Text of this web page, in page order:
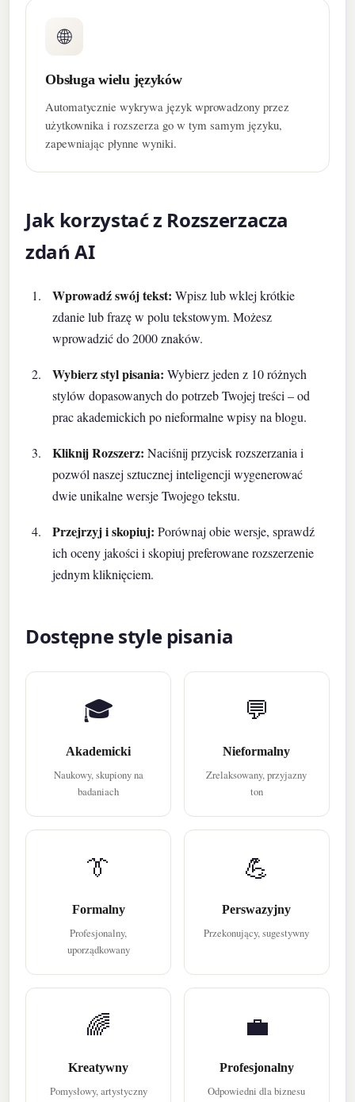
🌐
Obsługa wielu języków
Automatycznie wykrywa język wprowadzony przez
użytkownika i rozszerza go w tym samym języku,
zapewniając płynne wyniki.
Jak korzystać z Rozszerzacza
zdań AI
Wprowadź swój tekst: Wpisz lub wklej krótkie
zdanie lub frazę w polu tekstowym. Możesz
wprowadzić do 2000 znaków.
Wybierz styl pisania: Wybierz jeden z 10 różnych
stylów dopasowanych do potrzeb Twojej treści – od
prac akademickich po nieformalne wpisy na blogu.
Kliknij Rozszerz: Naciśnij przycisk rozszerzania i
pozwól naszej sztucznej inteligencji wygenerować
dwie unikalne wersje Twojego tekstu.
Przejrzyj i skopiuj: Porównaj obie wersje, sprawdź
ich oceny jakości i skopiuj preferowane rozszerzenie
jednym kliknięciem.
Dostępne style pisania
🎓
Akademicki
Naukowy, skupiony na
badaniach
💬
Nieformalny
Zrelaksowany, przyjazny
ton
👔
Formalny
Profesjonalny,
uporządkowany
💪
Perswazyjny
Przekonujący, sugestywny
🌈
Kreatywny
Pomysłowy, artystyczny
💼
Profesjonalny
Odpowiedni dla biznesu